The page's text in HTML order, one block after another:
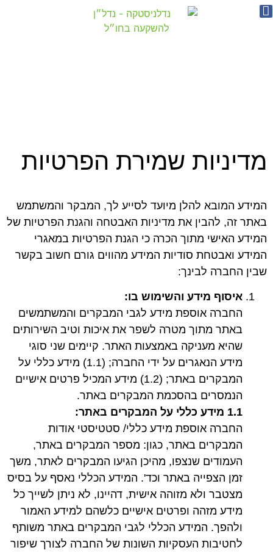
מדיניות שמירת הפרטיות
המידע המובא להלן מיועד לסייע לך, המבקר והמשתמש
באתר זה, להבין את מדיניות האבטחה והגנת הפרטיות של
המידע האישי מתוך הכרה כי הגנת הפרטיות במאגרי
המידע ואבטחת סודיות המידע מהווים גורם חשוב בקשר
שבין החברה לבינך:
איסוף מידע והשימוש בו:
החברה אוספת מידע לגבי המבקרים והמשתמשים
באתר מתוך מטרה לשפר את איכות וטיב השירותים
שהיא מעניקה באמצעות האתר. קיימים שני סוגי
מידע הנאגרים על ידי החברה; (1.1) מידע כללי על
המבקרים באתר; (1.2) מידע המכיל פרטים אישיים
הנמסרים בהסכמת המבקרים באתר.
1.1 מידע כללי על המבקרים באתר
:
החברה אוספת מידע כללי/ סטטיסטי אודות
המבקרים באתר, כגון: מספר המבקרים באתר,
העמודים שנצפו, מהיכן הגיעו המבקרים לאתר, משך
זמן הצפייה באתר וכד'. המידע הכללי נאסף על בסיס
מצטבר ולא מזוהה אישית, דהיינו, לא ניתן לשייך כל
מידע מזהה ופרטים אישיים כלשהם למידע האמור
ולהפך. המידע הכללי לגבי המבקרים באתר משותף
לחטיבות העסקיות השונות של החברה לצורך שיפור